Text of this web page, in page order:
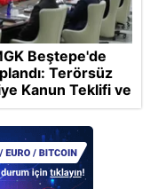
Beştepe'de
Terörsüz
Kanun Teklifi ve
güvenlik
masada